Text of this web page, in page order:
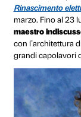
Il 2017 a
Weiwei.